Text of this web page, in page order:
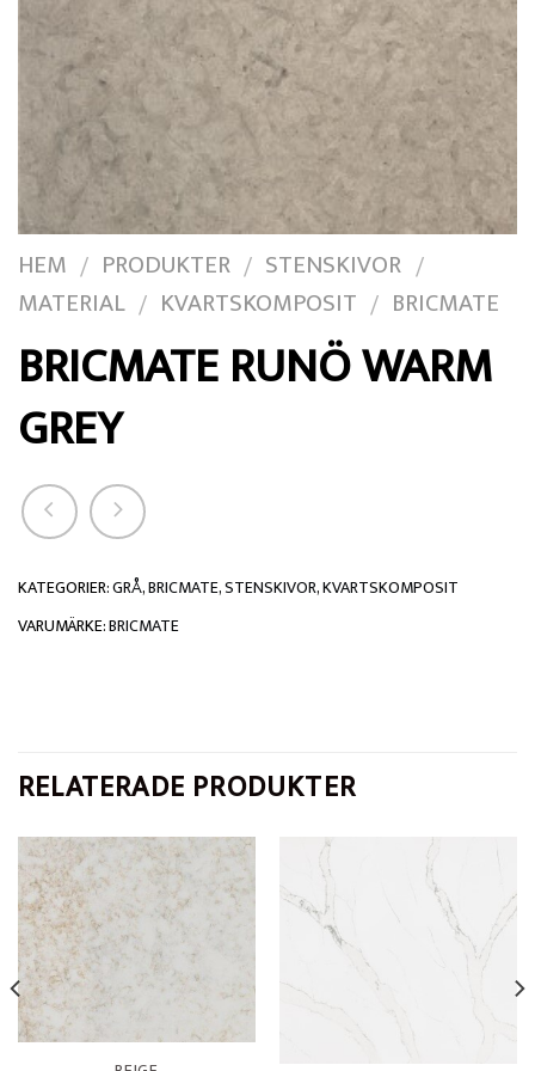
HEM / PRODUKTER / STENSKIVOR /
MATERIAL / KVARTSKOMPOSIT / BRICMATE
BRICMATE RUNÖ WARM
GREY
KATEGORIER:GRÅ,BRICMATE,STENSKIVOR,KVARTSKOMPOSIT
VARUMÄRKE:BRICMATE
RELATERADE PRODUKTER